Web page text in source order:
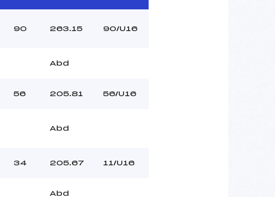
90 263.15 90/U16
Abd
56 205.81 56/U16
Abd
34 205.67 11/U16
Abd